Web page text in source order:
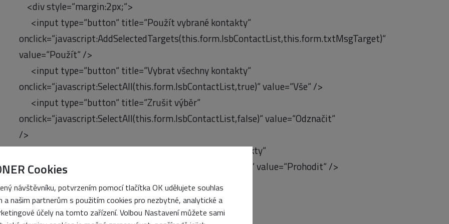
Cookies
návštěvníku, potvrzením pomocí tlačítka OK udělujete souhlas
a našim partnerům s použitím cookies pro nezbytné, analytické a
účely na tomto zařízení. Volbou Nastavení můžete sami
<div style=“margin:2px;“>
<input type=“button“ title=“Použít vybrané kontakty“
onclick=“javascript:AddSelectedTargets(this.form.lsbContactList,this.form.txtMsgTarget)“
value=“Použít“ />
<input type=“button“ title=“Vybrat všechny kontakty“
onclick=“javascript:SelectAll(this.form.lsbContactList,true)“ value=“Vše“ />
<input type=“button“ title=“Zrušit výběr“
onclick=“javascript:SelectAll(this.form.lsbContactList,false)“ value=“Odznačit“
/>
<input type=“button“ title=“Invertovat vybrané kontakty“
onclick=“javascript:SelectInvert(this.form.lsbContactList)“ value=“Prohodit“ />
</div>
<div style=“margin:2px;“>
<div style=“float:left;width:200px;“>